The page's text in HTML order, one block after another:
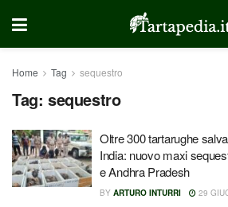
Home Tag sequestro
Tag: sequestro
Oltre 300 tartarughe
India: nuovo maxi
e Andhra Pradesh
BY ARTURO INTURRI 29